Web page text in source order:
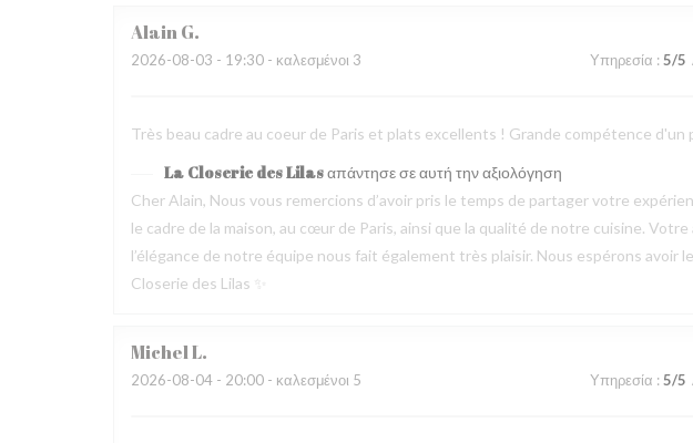
AlainG
2026-08-03 - 19:30 - καλεσμένοι 3 Υπηρεσία : 5/5
Très beau cadre au coeur de Paris et plats excellents ! Grande compétence d'un
La Closerie des Lilasαπάντησε σε αυτή την αξιολόγηση
Cher Alain, Nous vous remercions d’avoir pris le temps de partager votre
le cadre de la maison, au cœur de Paris, ainsi que la qualité de notre cuisine.
l’élégance de notre équipe nous fait également très plaisir. Nous espérons avoir
Closerie des Lilas ✨
MichelL
2026-08-04 - 20:00 - καλεσμένοι 5 Υπηρεσία : 5/5